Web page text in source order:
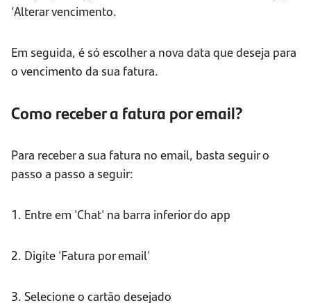
‘Alterar vencimento.
Em seguida, é só escolher a nova data que deseja para
o vencimento da sua fatura.
Como receber a fatura por email?
Para receber a sua fatura no email, basta seguir o
passo a passo a seguir:
1. Entre em 'Chat' na barra inferior do app
2. Digite 'Fatura por email'
3. Selecione o cartão desejado